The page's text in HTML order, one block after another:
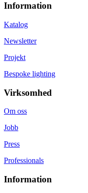
Information
Katalog
Newsletter
Projekt
Bespoke lighting
Virksomhed
Om oss
Jobb
Press
Professionals
Information